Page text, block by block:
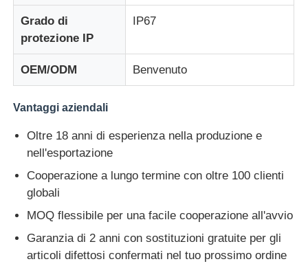
Grado di
protezione IP
IP67
OEM/ODM Benvenuto
Vantaggi aziendali
Oltre 18 anni di esperienza nella produzione e
nell'esportazione
Cooperazione a lungo termine con oltre 100 clienti
globali
MOQ flessibile per una facile cooperazione all'avvio
Garanzia di 2 anni con sostituzioni gratuite per gli
articoli difettosi confermati nel tuo prossimo ordine